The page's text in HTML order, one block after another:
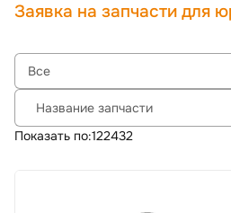
Заявка на запчасти для
Все
Название запчасти
Показать по:122432